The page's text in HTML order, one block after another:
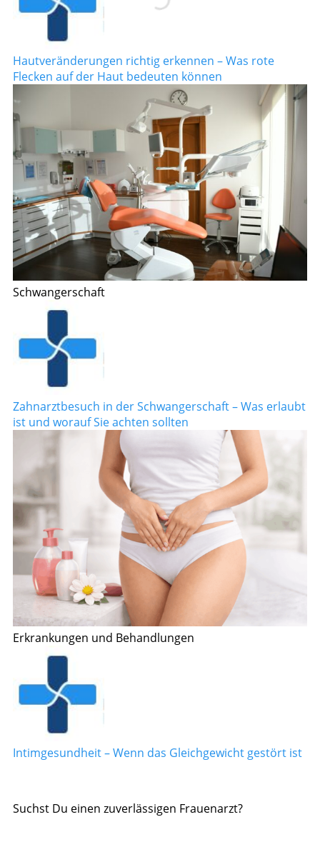
Hautveränderungen richtig erkennen – Was rote
Flecken auf der Haut bedeuten können
Schwangerschaft
Zahnarztbesuch in der Schwangerschaft – Was erlaubt
ist und worauf Sie achten sollten
Erkrankungen und Behandlungen
Intimgesundheit – Wenn das Gleichgewicht gestört ist
Suchst Du einen zuverlässigen Frauenarzt?